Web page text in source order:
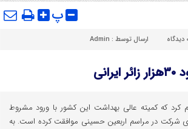
پ
دیدگاه ارسال توسط : Admin
کرد که کمیته عالی بهداشت این کشور با ورود مشروط
شرکت در مراسم اربعین حسینی موافقت کرده است. به